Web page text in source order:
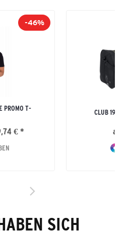
-46%
PROMO T-
€ *
CLUB 1900
ab
SICH